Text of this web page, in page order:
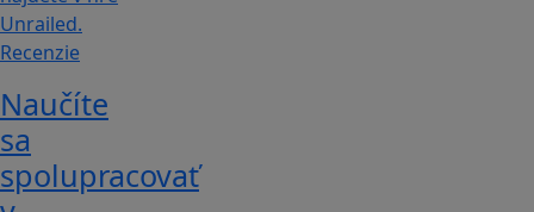
Recenzie
Naučíte
sa
spolupracovať